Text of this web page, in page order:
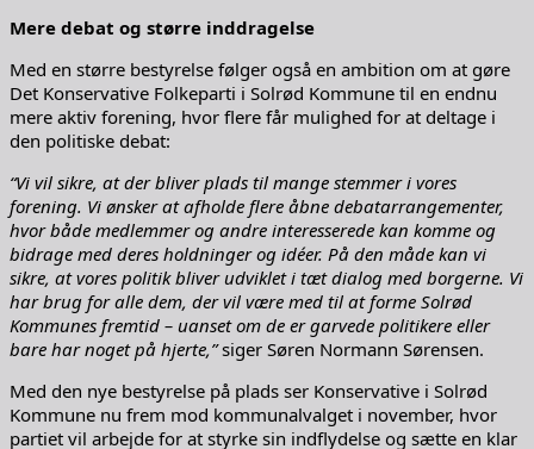
Mere debat og større inddragelse
Med en større bestyrelse følger også en ambition om at gøre
Det Konservative Folkeparti i Solrød Kommune til en endnu
mere aktiv forening, hvor flere får mulighed for at deltage i
den politiske debat:
“Vi vil sikre, at der bliver plads til mange stemmer i vores
forening. Vi ønsker at afholde flere åbne debatarrangementer,
hvor både medlemmer og andre interesserede kan komme og
bidrage med deres holdninger og idéer. På den måde kan vi
sikre, at vores politik bliver udviklet i tæt dialog med borgerne. Vi
har brug for alle dem, der vil være med til at forme Solrød
Kommunes fremtid – uanset om de er garvede politikere eller
bare har noget på hjerte,”siger Søren Normann Sørensen.
Med den nye bestyrelse på plads ser Konservative i Solrød
Kommune nu frem mod kommunalvalget i november, hvor
partiet vil arbejde for at styrke sin indflydelse og sætte en klar